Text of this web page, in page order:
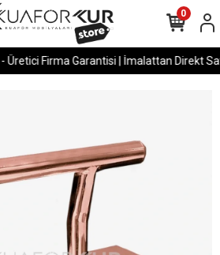
- Üretici Firma Garantisi | İmalattan Direkt
0